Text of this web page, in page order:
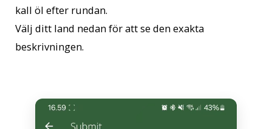
kall öl efter rundan.
Välj ditt land nedan för att se den exakta
beskrivningen.